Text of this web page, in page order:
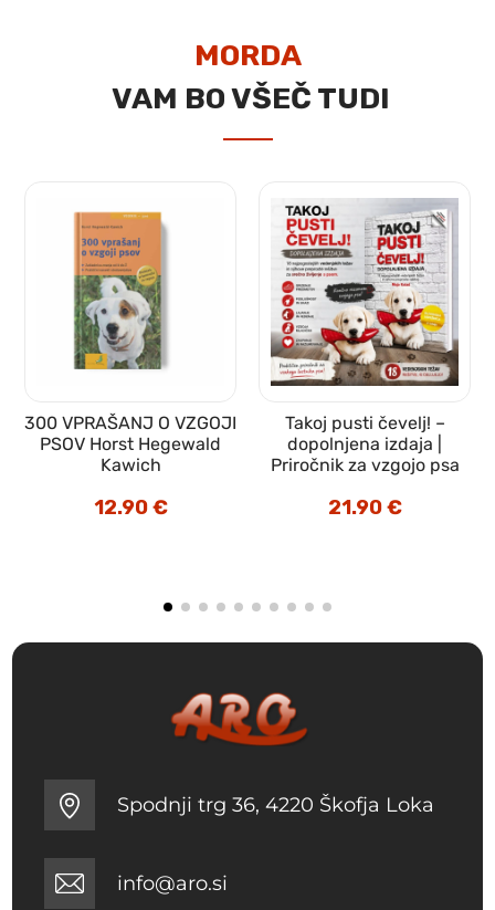
MORDA
VAM BO VŠEČ TUDI
300 VPRAŠANJ O VZGOJI
PSOV Horst Hegewald
Kawich
12.90€
Takoj pusti čevelj! –
dopolnjena izdaja |
Priročnik za vzgojo psa
21.90€
Spodnji trg 36, 4220 Škofja Loka
info@aro.si